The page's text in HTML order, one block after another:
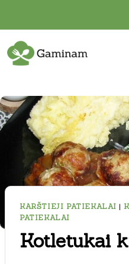
content
KARŠTIEJI PATIEKALAI |
PATIEKALAI
Kotletukai